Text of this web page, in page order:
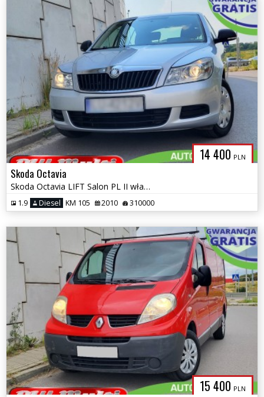
14 400 PLN
Skoda Octavia
Skoda Octavia LIFT Salon PL II właściciel ZAMIANA GWARANCJA!
1.9 Diesel KM 105 2010 310000
15 400 PLN